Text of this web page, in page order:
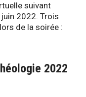
suivant
juin 2022. Trois
de la soirée :
2022